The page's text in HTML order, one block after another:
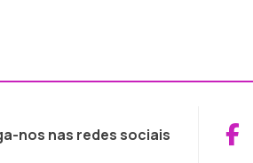
nos nas redes sociais